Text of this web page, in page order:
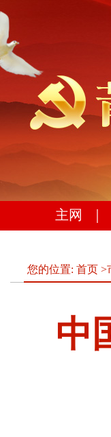
主网
您的位置: 首页 >
中